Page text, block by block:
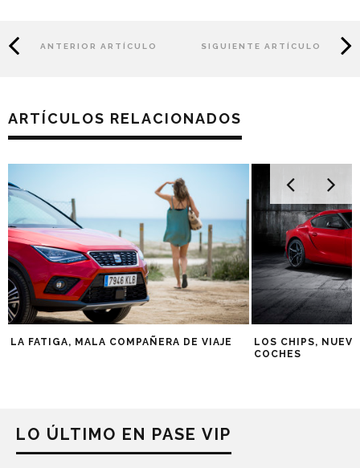
ANTERIOR ARTÍCULO SIGUIENTE ARTÍCULO
ARTÍCULOS RELACIONADOS
LA FATIGA, MALA COMPAÑERA DE VIAJE
LOS CHIPS,
COCHES
LO ÚLTIMO EN PASE VIP